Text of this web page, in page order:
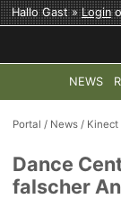
Hallo Gast »Login
NEWS
TOP-THEMEN:
Portal / News / Kinect
Dance
falscher